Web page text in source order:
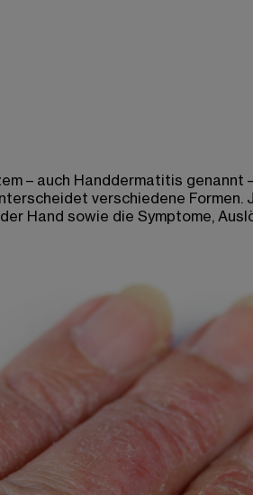
– auch Handdermatitis
verschiedene
Hand sowie die Symptome,